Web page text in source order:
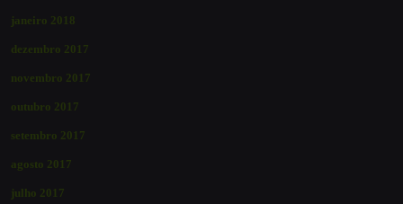
janeiro 2018
dezembro 2017
novembro 2017
outubro 2017
setembro 2017
agosto 2017
julho 2017